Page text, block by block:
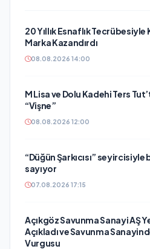
20 Yıllık Esnaflık Tecrübesiyle
Marka Kazandırdı
08.08.2026 14:00
M Lisa ve Dolu Kadehi Ters
“Vişne”
08.08.2026 12:00
“Düğün Şarkıcısı”
sayıyor
07.08.2026 17:15
Açıkgöz Savunma Sanayi AŞ
Açıkladı ve Savunma
Vurgusu